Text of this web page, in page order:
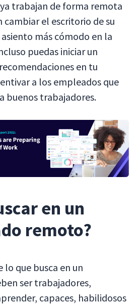
trabajan de forma remota
cambiar el escritorio de su
más cómodo en la
puedas iniciar un
en tu
a los empleados que
buenos trabajadores.
en un
remoto?
lo que busca en un
ser trabajadores,
capaces, habilidosos